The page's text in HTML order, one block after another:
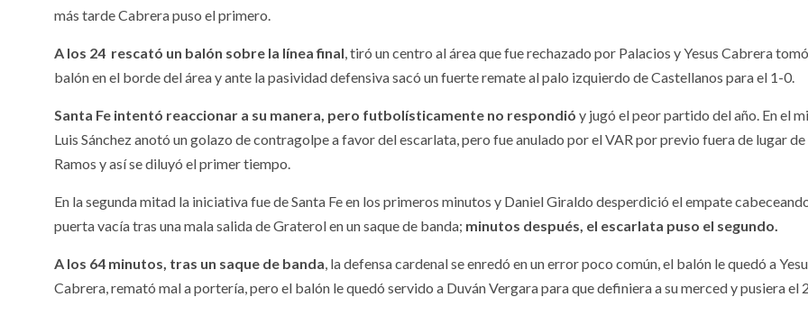
más tarde Cabrera puso el primero.
A los 24 rescató un balón sobre la línea final, tiró un centro al área que fue rechazado por Palacios y Yesus Cabrera
balón en el borde del área y ante la pasividad defensiva sacó un fuerte remate al palo izquierdo de Castellanos para el 1-0.
Santa Fe intentó reaccionar a su manera, pero futbolísticamente no respondió y jugó el peor partido del año. En el
Luis Sánchez anotó un golazo de contragolpe a favor del escarlata, pero fue anulado por el VAR por previo fuera de lugar
Ramos y así se diluyó el primer tiempo.
En la segunda mitad la iniciativa fue de Santa Fe en los primeros minutos y Daniel Giraldo desperdició el empate
puerta vacía tras una mala salida de Graterol en un saque de banda; minutos después, el escarlata puso el segundo.
A los 64 minutos, tras un saque de banda, la defensa cardenal se enredó en un error poco común, el balón le quedó a
Cabrera, remató mal a portería, pero el balón le quedó servido a Duván Vergara para que definiera a su merced y pusiera el